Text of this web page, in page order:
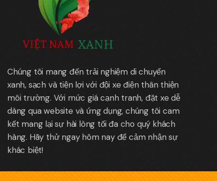
Chúng tôi mang đến trải nghiệm di chuyển
xanh, sạch và tiện lợi với đội xe điện thân thiện
môi trường. Với mức giá cạnh tranh, đặt xe dễ
dàng qua website và ứng dụng, chúng tôi cam
kết mang lại sự hài lòng tối đa cho quý khách
hàng. Hãy thử ngay hôm nay để cảm nhận sự
khác biệt!